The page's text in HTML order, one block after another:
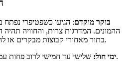
בוקר מוקדם
ההמונים. המדרגות צרות, והחוויה תהיה
בתור מאחורי קבוצות מבקרים או להמתין בבתי מדרגות עמוסים.
ימי חול:שלישי עד חמישי לרוב פחות עמוסים מסופי שבוע ומימי שני.